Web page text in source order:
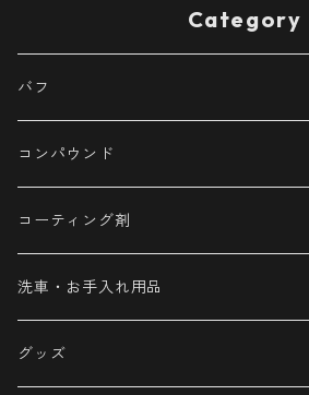
Category
バフ
ウレタンバフ
Φ40
Φ100
ロングウールバフ
ウールバフ
コンパウンド
コーティング剤
洗車・お手入れ用品
カーシャンプー
グッズ